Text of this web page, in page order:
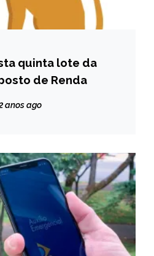
quinta lote da
de Renda
anos ago